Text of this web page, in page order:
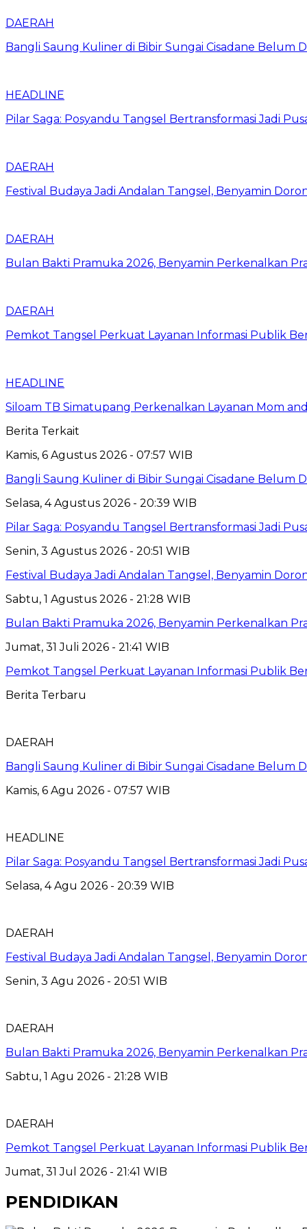
DAERAH
Bangli Saung Kuliner di Bibir Sungai Cisadane Belum
HEADLINE
Pilar Saga: Posyandu Tangsel Bertransformasi Jadi
DAERAH
Festival Budaya Jadi Andalan Tangsel, Benyamin
DAERAH
Bulan Bakti Pramuka 2026, Benyamin Perkenalkan
DAERAH
Pemkot Tangsel Perkuat Layanan Informasi Publik
HEADLINE
Siloam TB Simatupang Perkenalkan Layanan Mom
Berita Terkait
Kamis, 6 Agustus 2026 - 07:57 WIB
Bangli Saung Kuliner di Bibir Sungai Cisadane Belum
Selasa, 4 Agustus 2026 - 20:39 WIB
Pilar Saga: Posyandu Tangsel Bertransformasi Jadi
Senin, 3 Agustus 2026 - 20:51 WIB
Festival Budaya Jadi Andalan Tangsel, Benyamin
Sabtu, 1 Agustus 2026 - 21:28 WIB
Bulan Bakti Pramuka 2026, Benyamin Perkenalkan
Jumat, 31 Juli 2026 - 21:41 WIB
Pemkot Tangsel Perkuat Layanan Informasi Publik
Berita Terbaru
DAERAH
Bangli Saung Kuliner di Bibir Sungai Cisadane Belum
Kamis, 6 Agu 2026 - 07:57 WIB
HEADLINE
Pilar Saga: Posyandu Tangsel Bertransformasi Jadi
Selasa, 4 Agu 2026 - 20:39 WIB
DAERAH
Festival Budaya Jadi Andalan Tangsel, Benyamin
Senin, 3 Agu 2026 - 20:51 WIB
DAERAH
Bulan Bakti Pramuka 2026, Benyamin Perkenalkan
Sabtu, 1 Agu 2026 - 21:28 WIB
DAERAH
Pemkot Tangsel Perkuat Layanan Informasi Publik
Jumat, 31 Jul 2026 - 21:41 WIB
PENDIDIKAN